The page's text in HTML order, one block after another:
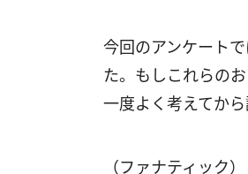
今回のアンケート
た。もしこれらの
一度よく考えてか
（ファナティック）